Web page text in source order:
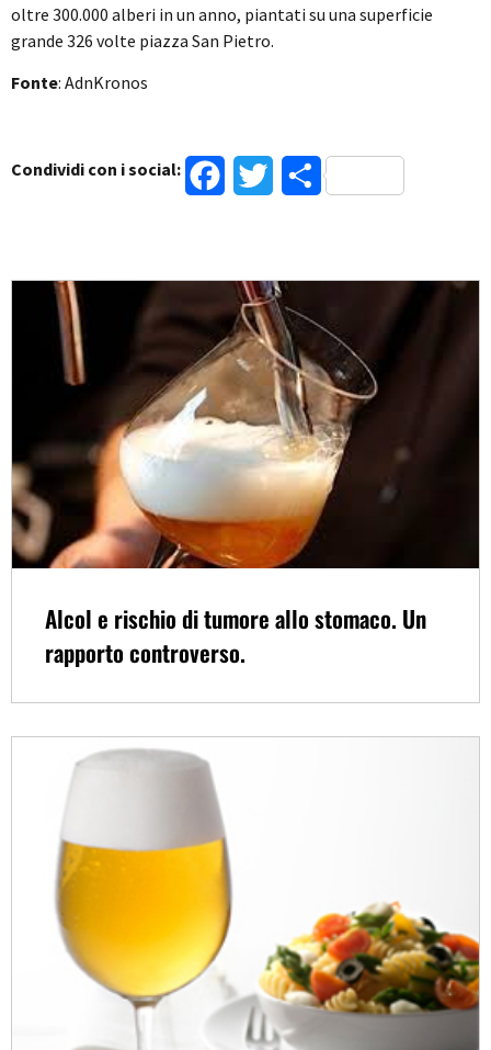
oltre 300.000 alberi in un anno, piantati su una superficie
grande 326 volte piazza San Pietro.
Fonte: AdnKronos
Condividi con i social: FacebookTwitterCondividi
Alcol e rischio di tumore allo stomaco. Un
rapporto controverso.